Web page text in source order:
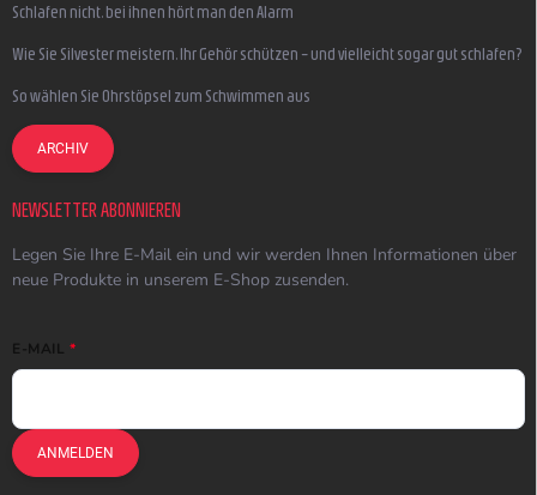
Schlafen nicht, bei ihnen hört man den Alarm
Wie Sie Silvester meistern, Ihr Gehör schützen – und vielleicht sogar gut schlafen?
So wählen Sie Ohrstöpsel zum Schwimmen aus
ARCHIV
NEWSLETTER ABONNIEREN
Legen Sie Ihre E-Mail ein und wir werden Ihnen Informationen über
neue Produkte in unserem E-Shop zusenden.
E-MAIL
ANMELDEN